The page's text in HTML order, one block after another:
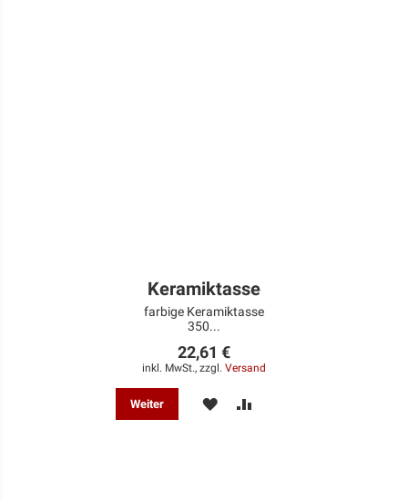
Keramiktasse
farbige Keramiktasse
350...
22,61 €
inkl. MwSt., zzgl. Versand
Weiter MERKEN